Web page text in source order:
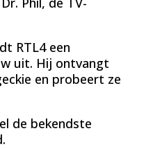
RTL4 een
uit. Hij ontvangt
en probeert ze
de bekendste